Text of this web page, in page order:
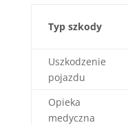
Typ szkody
Uszkodzenie
pojazdu
Opieka
medyczna